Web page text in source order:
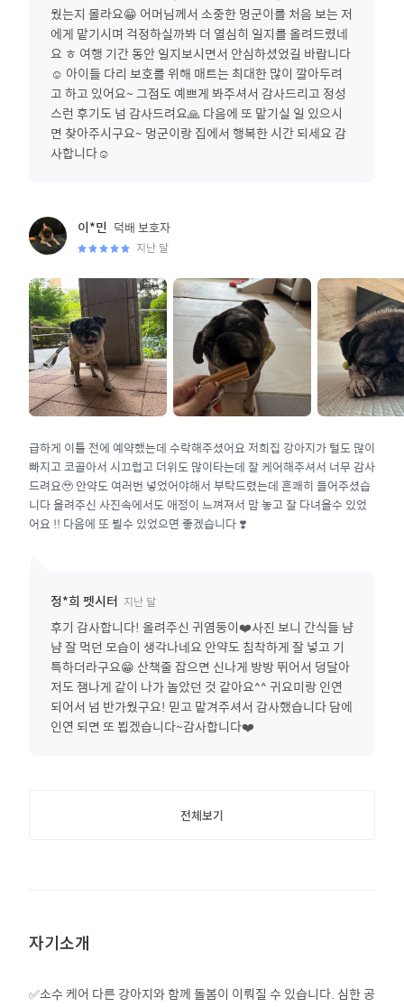
웠는지 몰라요😁 어머님께서 소중한 멍군이를 처음 보는 저
에게 맡기시며 걱정하실까봐 더 열심히 일지를 올려드렸네
요 ㅎ 여행 기간 동안 일지보시면서 안심하셨었길 바랍니다
☺️ 아이들 다리 보호를 위해 매트는 최대한 많이 깔아두려
고 하고 있어요~ 그점도 예쁘게 봐주셔서 감사드리고 정성
스런 후기도 넘 감사드려요🙏 다음에 또 맡기실 일 있으시
면 찾아주시구요~ 멍군이랑 집에서 행복한 시간 되세요 감
사합니다☺️
이*민 덕배보호자
지난 달
급하게 이틀 전에 예약했는데 수락해주셨어요 저희집 강아지가 털도 많이
빠지고 코골아서 시끄럽고 더위도 많이타는데 잘 케어해주셔서 너무 감사
드려요🥹 안약도 여러번 넣었어야해서 부탁드렸는데 흔쾌히 들어주셨습
니다 올려주신 사진속에서도 애정이 느껴져서 맘 놓고 잘 다녀올수 있었
어요 !! 다음에 또 뵐수 있었으면 좋겠습니다 ❣️
정*희 펫시터 지난 달
후기 감사합니다! 올려주신 귀염둥이❤️사진 보니 간식들 냠
냠 잘 먹던 모습이 생각나네요 안약도 침착하게 잘 넣고 기
특하더라구요😁 산책줄 잡으면 신나게 방방 뛰어서 덩달아
저도 잼나게 같이 나가 놀았던 것 같아요^^ 귀요미랑 인연
되어서 넘 반가웠구요! 믿고 맡겨주셔서 감사했습니다 담에
인연 되면 또 뵙겠습니다~감사합니다❤️
전체보기
자기소개
✅소수 케어 다른 강아지와 함께 돌봄이 이뤄질 수 있습니다. 심한 공